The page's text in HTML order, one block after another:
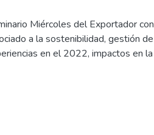
Miércoles del Exportador
a la sostenibilidad, gestión
en el 2022, impactos en la